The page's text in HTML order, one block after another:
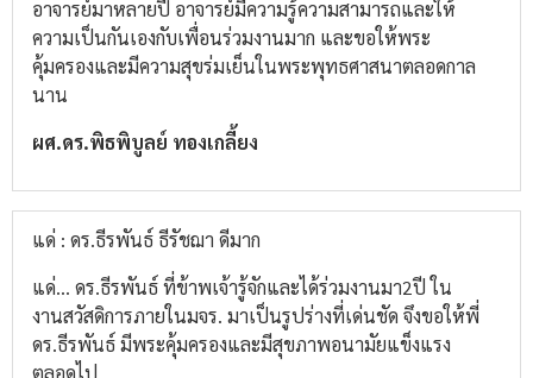
อาจารย์มาหลายปี​ อาจารย์มีความรู้ความสามารถและให้
ความเป็นกันเองกับเพื่อนร่วมงาน​มาก และขอให้พระ
คุ้มครองและมีความสุขร่มเย็นในพระพุทธศาสนาตลอดกาล
นาน
ผศ.ดร.พิธพิบูลย์​ ทองเกลี้ยง
แด่ : ดร.ธีรพันธ์ ธีรัชฌา ดีมาก
แด่... ดร.ธีรพันธ์​ ที่ข้าพเจ้ารู้จักและได้ร่วมงานมา2ปี​ ใน
งานสวัสดิการภายในมจร.​ มาเป็นรูปร่างที่เด่นชัด​ จึงขอให้พี่
ดร.ธีรพันธ์​ มีพระคุ้มครองและมีสุขภาพอนามัยแข็งแรง
ตลอดไป